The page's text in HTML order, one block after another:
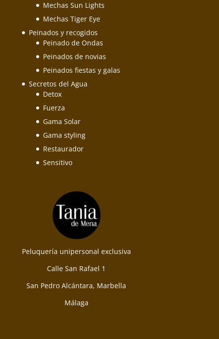
Mechas Sun Lights
Mechas Tiger Eye
Peinados y recogidos
Peinado de Ondas
Peinados de novias
Peinados fiestas y galas
Secretos del Agua
Detox
Fuerza
Gama Solar
Gama styling
Restaurador
Sensitivo
Peluquería unipersonal exclusiva
Calle San Rafael 1
San Pedro Alcántara, Marbella
Málaga